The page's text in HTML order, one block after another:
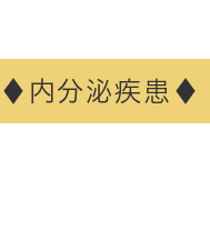
内分泌疾患♦